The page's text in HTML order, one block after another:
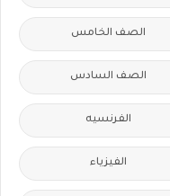
الصف الخامس
الصف السادس
الفرنسيه
الفيزياء